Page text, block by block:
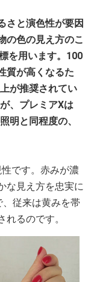
さと演色性が要因
の色の見え方のこ
を用います。100
質が高くなるた
が推奨されてい
、プレミアXは
明と同程度の、
です。赤みが濃
な見え方を忠実に
従来は黄みを帯
るのです。